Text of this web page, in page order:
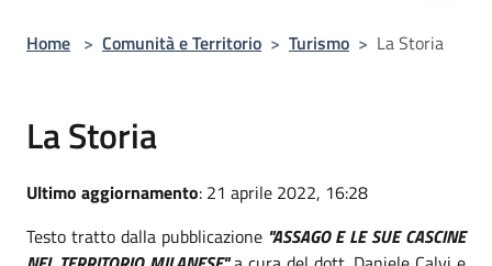
Home > Comunità e Territorio > Turismo > La Storia
La Storia
Ultimo aggiornamento: 21 aprile 2022, 16:28
Testo tratto dalla pubblicazione "ASSAGO E LE SUE CASCINE